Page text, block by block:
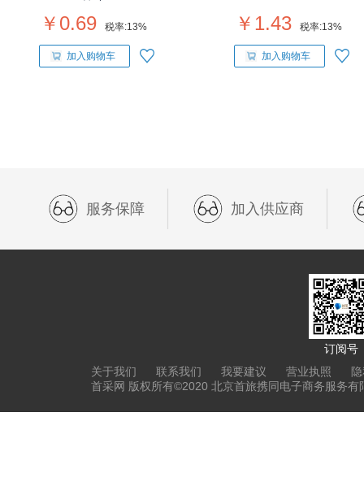
￥0.69 税率:13%
加入购物车
￥1.43 税率:13%
加入购物车
服务保障 加入供应商
订阅号
关于我们
联系我们 我要建议 营业执照
首采网 版权所有©2020 北京首旅携同电子商务服务有